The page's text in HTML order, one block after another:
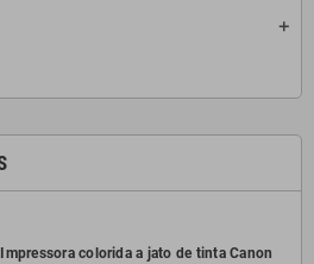
add
Impressora colorida a jato de tinta Canon